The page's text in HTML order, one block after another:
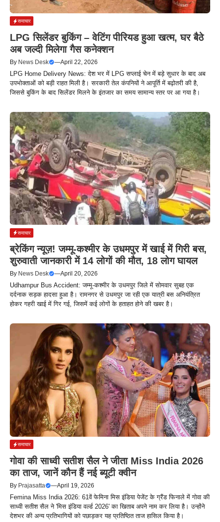
समाचार
LPG सिलेंडर बुकिंग – वेटिंग पीरियड हुआ खत्म, घर बैठे
अब जल्दी मिलेगा गैस कनेक्शन
By News Desk —April 22, 2026
LPG Home Delivery News: देश भर में LPG सप्लाई चेन में बड़े सुधार के बाद अब
उपभोक्ताओं को बड़ी राहत मिली है। सरकारी तेल कंपनियों ने आपूर्ति में बढ़ोतरी की है,
जिससे बुकिंग के बाद सिलेंडर मिलने के इंतजार का समय सामान्य स्तर पर आ गया है।
समाचार
ब्रेकिंग न्यूज़! जम्मू-कश्मीर के उधमपुर में खाई में गिरी बस,
शुरुवाती जानकारी में 14 लोगों की मौत, 18 लोग घायल
By News Desk —April 20, 2026
Udhampur Bus Accident: जम्मू-कश्मीर के उधमपुर जिले में सोमवार सुबह एक
दर्दनाक सड़क हादसा हुआ है। रामनगर से उधमपुर जा रही एक यात्री बस अनियंत्रित
होकर गहरी खाई में गिर गई, जिसमें कई लोगों के हताहत होने की खबर है।
समाचार
गोवा की साध्वी सतीश सैल ने जीता Miss India 2026
का ताज, जानें कौन हैं नई ब्यूटी क्वीन
By Prajasatta —April 19, 2026
Femina Miss India 2026: 61वें फेमिना मिस इंडिया पेजेंट के ग्रैंड फिनाले में गोवा की
साध्वी सतीश सैल ने 'मिस इंडिया वर्ल्ड 2026' का खिताब अपने नाम कर लिया है। उन्होंने
देशभर की अन्य प्रतिभागियों को पछाड़कर यह प्रतिष्ठित ताज हासिल किया है।